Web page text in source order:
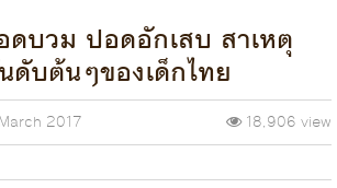
ดบวม ปอดอักเสบ สาเหตุ
ดับต้นๆของเด็กไทย
2017 18,906 view